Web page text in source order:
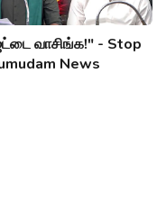
வாசிங்க!" - Stop
News